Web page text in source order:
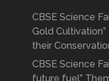
CBSE Science
Gold
their
CBSE Science
future fuel”